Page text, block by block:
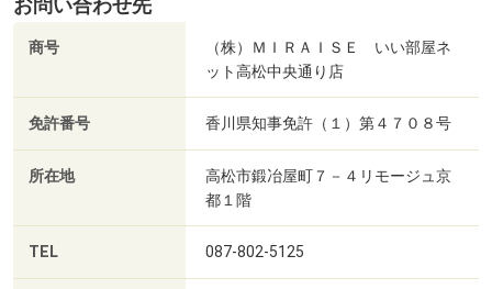
お問い合わせ先
商号
（株）ＭＩＲＡＩＳＥ いい部屋ネ
ット高松中央通り店
免許番号 香川県知事免許（１）第４７０８号
所在地
高松市鍛冶屋町７－４リモージュ京
都１階
TEL 087-802-5125